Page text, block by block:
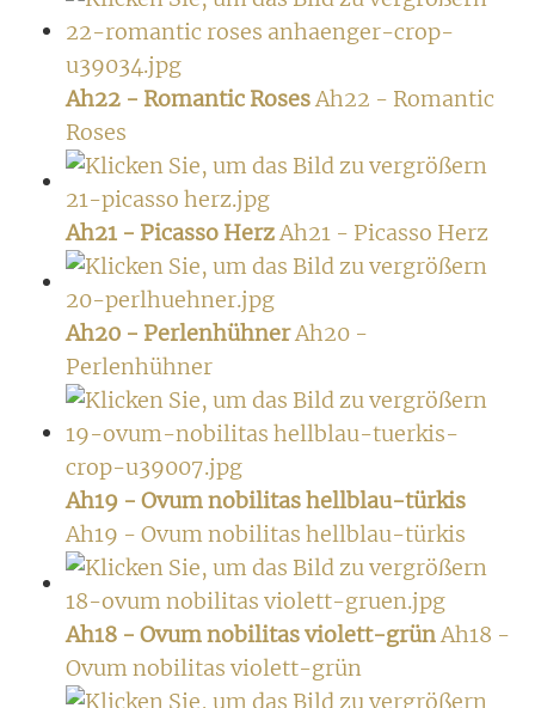
Ah22 - Romantic RosesAh22 - Romantic
Roses
Ah21 - Picasso HerzAh21 - Picasso Herz
Ah20 - PerlenhühnerAh20 -
Perlenhühner
Ah19 - Ovum nobilitas hellblau-türkis
Ah19 - Ovum nobilitas hellblau-türkis
Ah18 - Ovum nobilitas violett-grünAh18 -
Ovum nobilitas violett-grün